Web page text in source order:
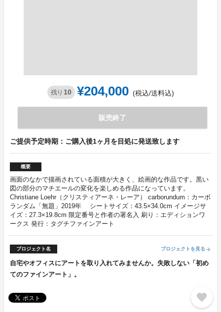
残り 10 ¥204,000 (税込/送料込)
販売終了
ご提供予定時期：ご購入後1ヶ月を目処に発送致します
概要
画面のなかで描画されている面積が大きく、絵画的な作品です。黒い
図の部分のマチエールの変化を楽しめる作品になっています。
Christiane Loehr（クリスティアーネ・レーア） carborundum：カーボ
ランダム「無題」2019年 シートサイズ：43.5×34.0cm イメージサ
イズ：27.3×19.8cm 限定番号と作者の署名入 刷り：エディションワ
ークス 発行：タグチファインアート
プロジェクト名 プロジェクトを見る arrow_forward
自宅やオフィスにアートを取り入れてみませんか。失敗しない「初め
てのファインアート」。
favorite